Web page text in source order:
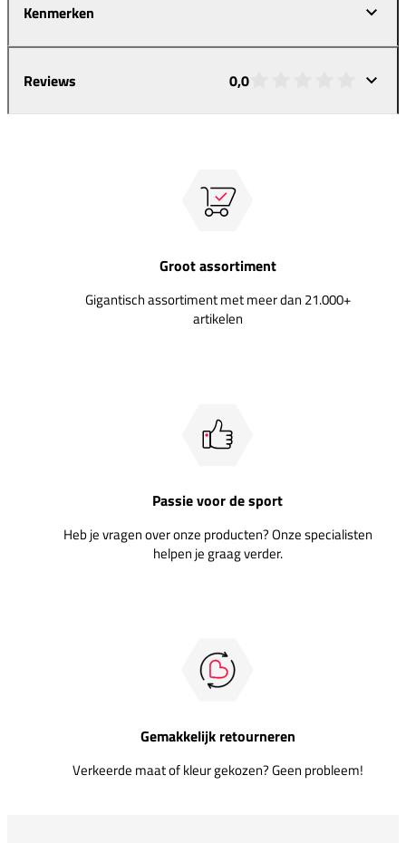
Kenmerken
Reviews 0,0
Groot assortiment
Gigantisch assortiment met meer dan 21.000+
artikelen
Passie voor de sport
Heb je vragen over onze producten? Onze specialisten
helpen je graag verder.
Gemakkelijk retourneren
Verkeerde maat of kleur gekozen? Geen probleem!